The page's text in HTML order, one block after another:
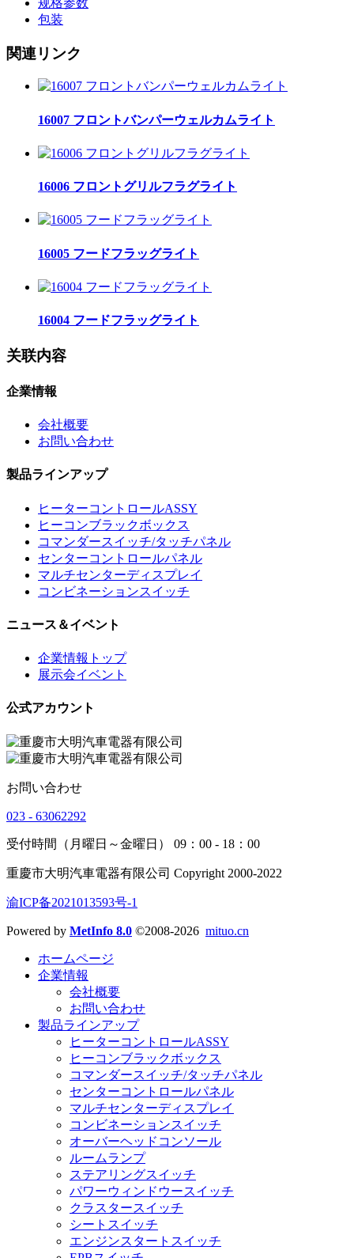
包装
関連リンク
16007 フロントバンパーウェルカムライト
16006 フロントグリルフラグライト
16005 フードフラッグライト
16004 フードフラッグライト
关联内容
企業情報
会社概要
お問い合わせ
製品ラインアップ
ヒーターコントロールASSY
ヒーコンブラックボックス
コマンダースイッチ/タッチパネル
センターコントロールパネル
マルチセンターディスプレイ
コンビネーションスイッチ
ニュース＆イベント
企業情報トップ
展示会イベント
公式アカウント
お問い合わせ
023 - 63062292
受付時間（月曜日～金曜日） 09：00 - 18：00
重慶市大明汽車電器有限公司 Copyright 2000-2022
渝ICP备2021013593号-1
Powered by MetInfo 8.0 ©2008-2026 mituo.cn
ホームページ
企業情報
会社概要
お問い合わせ
製品ラインアップ
ヒーターコントロールASSY
ヒーコンブラックボックス
コマンダースイッチ/タッチパネル
センターコントロールパネル
マルチセンターディスプレイ
コンビネーションスイッチ
オーバーヘッドコンソール
ルームランプ
ステアリングスイッチ
パワーウィンドウースイッチ
クラスタースイッチ
シートスイッチ
エンジンスタートスイッチ